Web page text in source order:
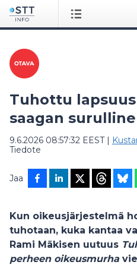
Tuhottu
saagan
9.6.2026 08:57:32 EEST|
Tiedote
Jaa
Kun oikeusjärjestelmä
tuhotaan, kuka kantaa
Rami Mäkisen uutuus
perheen oikeusmurhavie